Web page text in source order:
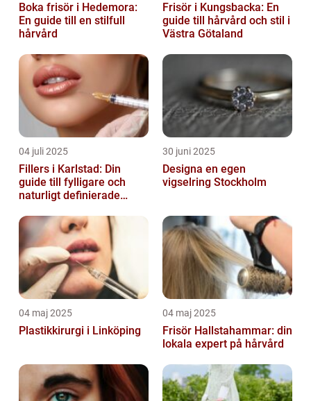
Boka frisör i Hedemora:
En guide till en stilfull
hårvård
Frisör i Kungsbacka: En
guide till hårvård och stil i
Västra Götaland
04 juli 2025
Fillers i Karlstad: Din
guide till fylligare och
naturligt definierade
30 juni 2025
Designa en egen
vigselring Stockholm
04 maj 2025
Plastikkirurgi i Linköping
04 maj 2025
Frisör Hallstahammar: din
lokala expert på hårvård